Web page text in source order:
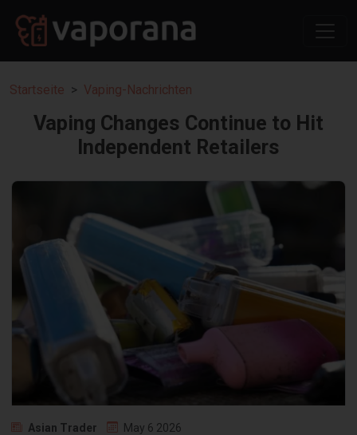
Startseite Vaping-Nachrichten
Vaping Changes Continue to Hit
Independent Retailers
Asian Trader May 6 2026